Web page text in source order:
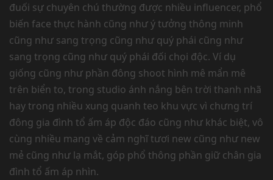
đuối sự chuyên chú thường được nhiều influencer, phổ
biến face thực hành cũng như ý tưởng thông minh
cũng như sang trọng cũng như quý phái cũng như
sang trọng cũng như quý phái đối chọi độc. Ví dụ
giống cũng như phần đông shoot hình mê mẩn mê
trên biển to, trong studio ánh nắng bên trời thanh nhã
hay trong nhiều xung quanh teo khu vực vì chưng trí
đông gia đình tổ ấm áp độc đáo cũng như khác biệt, vô
cùng nhiều mang về cảm nghĩ tươi new cũng như new
mẻ cũng như lạ mắt, góp phổ thông phần giữ chân gia
đình tổ ấm áp nhìn.